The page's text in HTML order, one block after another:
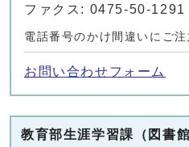
ファクス: 0475-50-1291
電話番号のかけ間違いにご注
お問い合わせフォーム
教育部生涯学習課（図書館